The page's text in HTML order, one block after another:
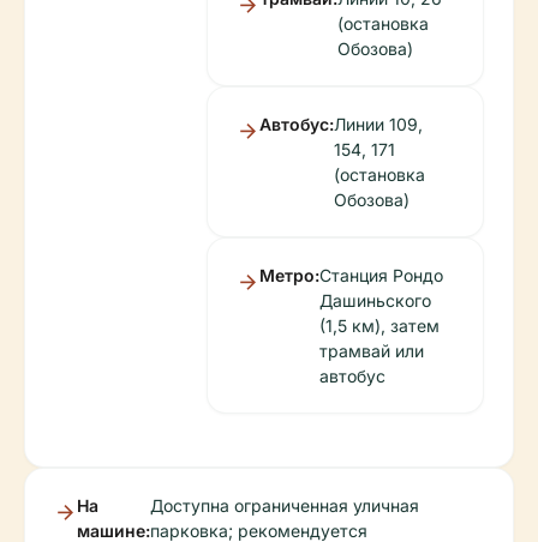
(остановка
Обозова)
Автобус:Линии 109,
154, 171
(остановка
Обозова)
Метро:Станция Рондо
Дашиньского
(1,5 км), затем
трамвай или
автобус
На
машине:
Доступна ограниченная уличная
парковка; рекомендуется